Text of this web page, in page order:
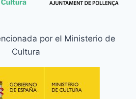
por el Ministerio de
Cultura